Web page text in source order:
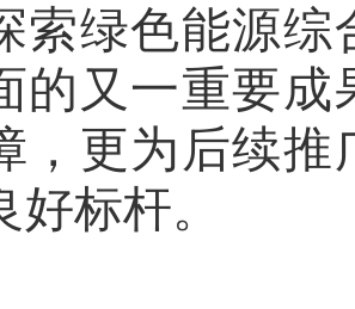
索绿色能源综
的又一重要成
，更为后续推
好标杆。